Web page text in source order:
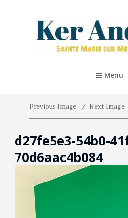
Menu
Previous Image Next Image
d27fe5e3-54b0-
70d6aac4b084